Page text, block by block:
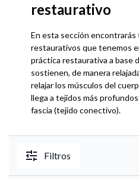
restaurativo
En esta sección encontrarás
restaurativos que tenemos
práctica restaurativa a base
sostienen, de manera
relajar los músculos del
llega a tejidos más
fascia (tejido conectivo).
Filtros